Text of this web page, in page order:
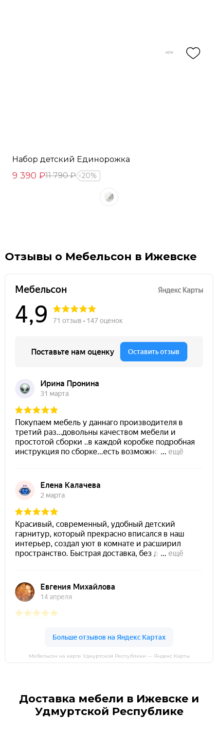
Набор детский Единорожка
9 390 ₽11 790 ₽ 20%
Отзывы о Мебельсон в Ижевске
Мебельсон на карте Удмуртской Республики — Яндекс Карты
Доставка мебели в Ижевске и
Удмуртской Республике